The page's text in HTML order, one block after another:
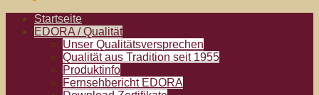
Erstes
Menü
Zum
Inhalt:
Startseite
EDORA / Qualität
Unser Qualitätsversprechen
Qualität aus Tradition seit 1955
Produktinfo
Fernsehbericht EDORA